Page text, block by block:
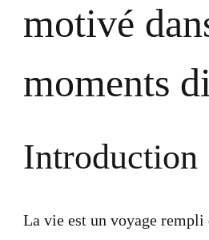
motivé
moments
Introduction
La vie est un voyage rempli